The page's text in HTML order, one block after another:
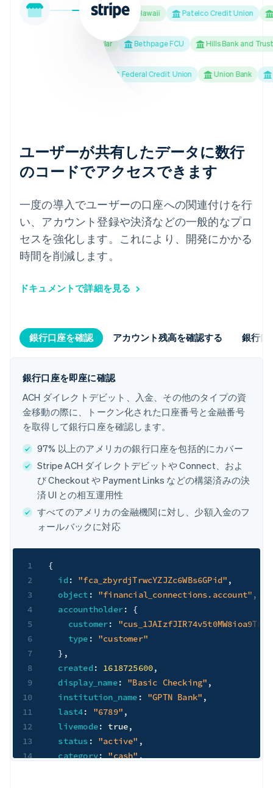
M&T Bank Bank of Hawaii Patelco Credit Union
Bethpage FCU Hills Bank and Trust
Truliant Federal Credit Union Union Bank
ユーザーが共有したデータに数行
のコードでアクセスできます
一度の導入でユーザーの口座への関連付けを行
い、アカウント登録や決済などの一般的なプロ
セスを強化します。これにより、開発にかかる
時間を削減します。
ドキュメントで詳細を見る
銀行口座を確認 アカウント残高を確認する 銀行口
銀行口座を即座に確認
ACH ダイレクトデビット、入金、その他のタイプの資
金移動の際に、トークン化された口座番号と金融番号
を取得して銀行口座を確認します。
97% 以上のアメリカの銀行口座を包括的にカバー
Stripe ACH ダイレクトデビットや Connect、およ
び Checkout や Payment Links などの構築済みの決
済 UI との相互運用性
すべてのアメリカの金融機関に対し、少額入金のフ
ォールバックに対応
1
2
3
4
5
6
7
8
9
10
11
12
13
14
{
id: "fca_zbyrdjTrwcYZJZc6WBs6GPid" ,
object : "financial_connections.account" ,
accountholder:
{
customer: "cus_1JAIzfJIR74v5t0MW8ioa9T8"
type :
"customer"
} ,
created: 1618725600,
display_name: "Basic Checking" ,
institution_name : "GPTN Bank" ,
last4: "6789" ,
livemode: true,
status : "active" ,
category: "cash",